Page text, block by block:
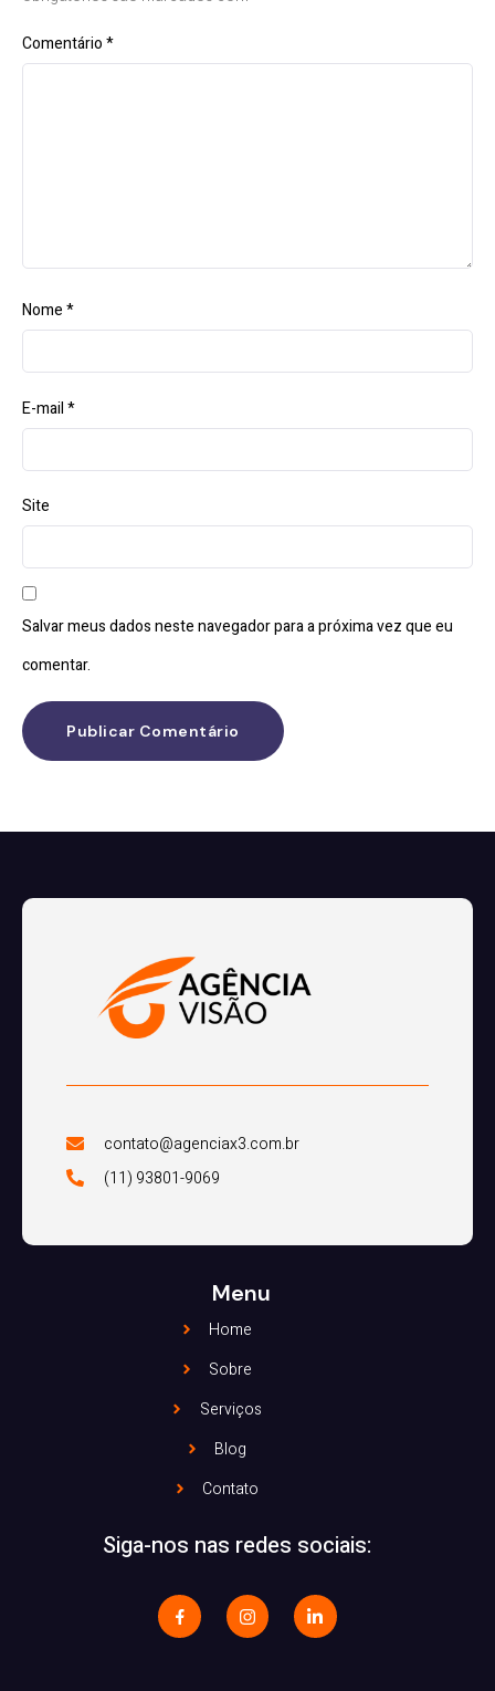
Comentário*
Nome*
E-mail*
Site
Salvar meus dados neste navegador para a próxima vez que eu
comentar.
contato@agenciax3.com.br
(11) 93801-9069
Menu
Home
Sobre
Serviços
Blog
Contato
Siga-nos nas redes sociais: